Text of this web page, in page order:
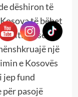
dëshiron të
të bëhet
serbe
një
e Kosovës
jep fund
pasojë